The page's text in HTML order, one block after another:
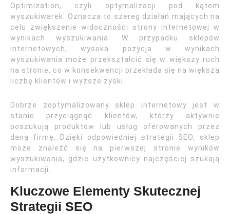
Optimization, czyli optymalizacji pod kątem
wyszukiwarek. Oznacza to szereg działań mających na
celu zwiększenie widoczności strony internetowej w
wynikach wyszukiwania. W przypadku sklepów
internetowych, wysoka pozycja w wynikach
wyszukiwania może przekształcić się w większy ruch
na stronie, co w konsekwencji przekłada się na większą
liczbę klientów i wyższe zyski.
Dobrze zoptymalizowany sklep internetowy jest w
stanie przyciągnąć klientów, którzy aktywnie
poszukują produktów lub usług oferowanych przez
daną firmę. Dzięki odpowiedniej strategii SEO, sklep
może znaleźć się na pierwszej stronie wyników
wyszukiwania, gdzie użytkownicy najczęściej szukają
informacji.
Kluczowe Elementy Skutecznej
Strategii SEO